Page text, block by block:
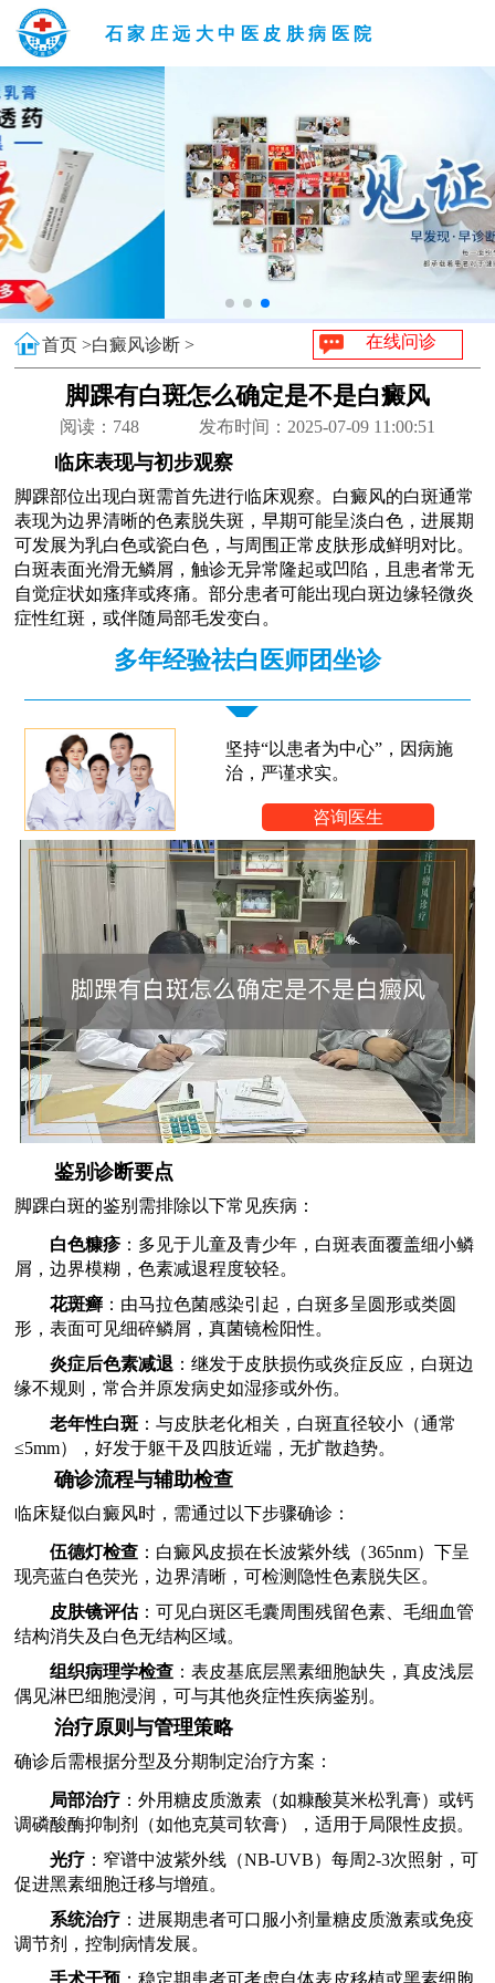
石家庄远大中医皮肤病医院
首页 >白癜风诊断 > 在线问诊
脚踝有白斑怎么确定是不是白癜风
阅读： 748 发布时间：2025-07-09 11:00:51
临床表现与初步观察
脚踝部位出现白斑需首先进行临床观察。白癜风的白斑通常
表现为边界清晰的色素脱失斑，早期可能呈淡白色，进展期
可发展为乳白色或瓷白色，与周围正常皮肤形成鲜明对比。
白斑表面光滑无鳞屑，触诊无异常隆起或凹陷，且患者常无
自觉症状如瘙痒或疼痛。部分患者可能出现白斑边缘轻微炎
症性红斑，或伴随局部毛发变白。
多年经验祛白医师团坐诊
坚持“以患者为中心”，因病施
治，严谨求实。
咨询医生
鉴别诊断要点
脚踝白斑的鉴别需排除以下常见疾病：
白色糠疹：多见于儿童及青少年，白斑表面覆盖细小鳞
屑，边界模糊，色素减退程度较轻。
花斑癣 ：由马拉色菌感染引起，白斑多呈圆形或类圆
形，表面可见细碎鳞屑，真菌镜检阳性。
炎症后色素减退 ：继发于皮肤损伤或炎症反应，白斑边
缘不规则，常合并原发病史如湿疹或外伤。
老年性白斑 ：与皮肤老化相关，白斑直径较小（通常
≤5mm），好发于躯干及四肢近端，无扩散趋势。
确诊流程与辅助检查
临床疑似白癜风时，需通过以下步骤确诊：
伍德灯检查 ：白癜风皮损在长波紫外线（365nm）下呈
现亮蓝白色荧光，边界清晰，可检测隐性色素脱失区。
皮肤镜评估：可见白斑区毛囊周围残留色素、毛细血管
结构消失及白色无结构区域。
组织病理学检查 ：表皮基底层黑素细胞缺失，真皮浅层
偶见淋巴细胞浸润，可与其他炎症性疾病鉴别。
治疗原则与管理策略
确诊后需根据分型及分期制定治疗方案：
局部治疗 ：外用糖皮质激素（如糠酸莫米松乳膏）或钙
调磷酸酶抑制剂（如他克莫司软膏），适用于局限性皮损。
光疗 ：窄谱中波紫外线（NB-UVB）每周2-3次照射，可
促进黑素细胞迁移与增殖。
系统治疗 ：进展期患者可口服小剂量糖皮质激素或免疫
调节剂，控制病情发展。
手术干预 ：稳定期患者可考虑自体表皮移植或黑素细胞